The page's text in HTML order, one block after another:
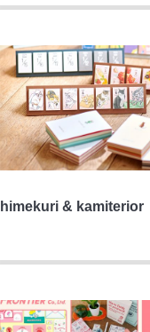
himekuri & kamiterior